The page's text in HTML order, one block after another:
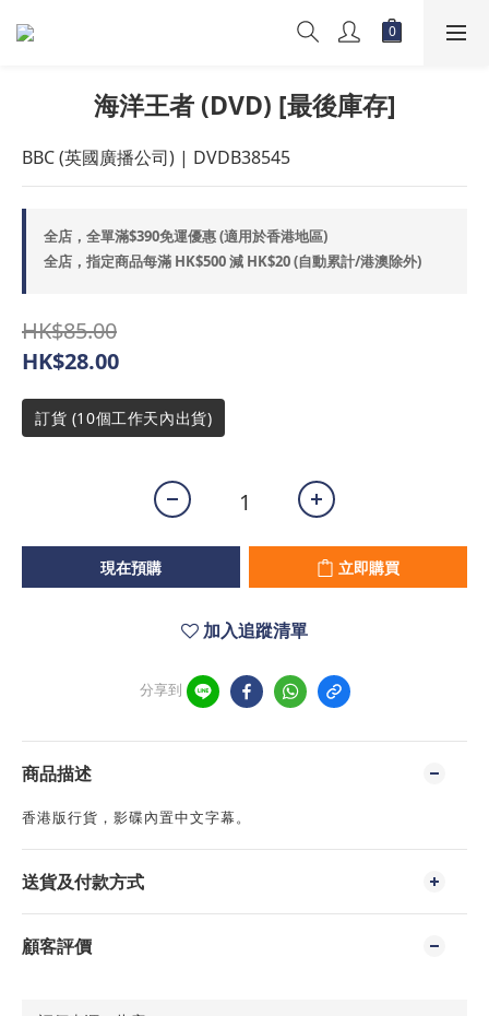
海洋王者 (DVD) [最後庫存]
BBC (英國廣播公司) | DVDB38545
全店，全單滿$390免運優惠 (適用於香港地區)
全店，指定商品每滿 HK$500 減 HK$20 (自動累計/港澳除外)
HK$85.00
HK$28.00
訂貨 (10個工作天內出貨)
現在預購 立即購買
加入追蹤清單
分享到
商品描述
香港版行貨，影碟內置中文字幕。
送貨及付款方式
顧客評價